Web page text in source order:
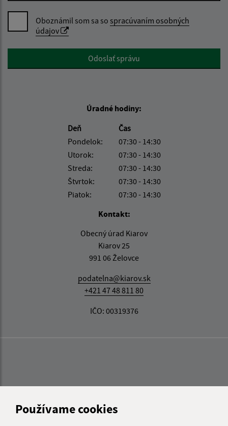
Používame cookies
Oboznámil som sa so spracúvaním osobných
údajov
Google reCaptcha ResponseOdoslať správu
Úradné hodiny:
Deň
Čas
Pondelok:
07:30 - 14:30
Utorok:
07:30 - 14:30
Streda:
07:30 - 14:30
Štvrtok:
07:30 - 14:30
Piatok:
07:30 - 14:30
Kontakt:
Obecný úrad Kiarov
Kiarov 25
991 06 Želovce
podatelna@kiarov.sk
+421 47 48 811 80
IČO: 00319376